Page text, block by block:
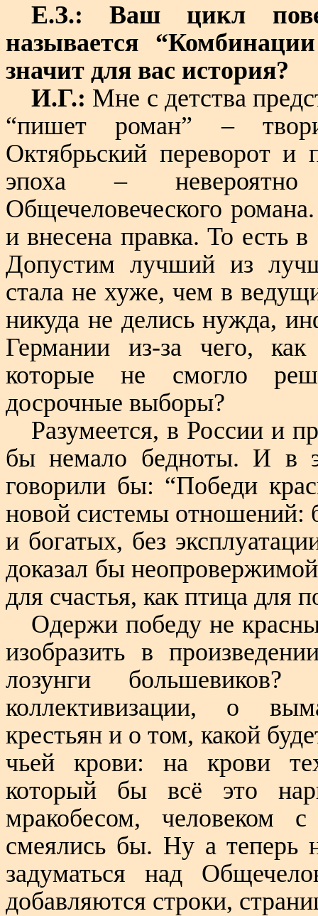
Е.З.: Ваш цикл
называется
значит для вас история?
И.Г.: Мне с детства
“пишет роман” –
Октябрьский переворот и
эпоха –
Общечеловеческого
и внесена правка. То есть
Допустим лучший из
стала не хуже, чем в
никуда не делись нужда,
Германии из-за чего,
которые не смогло
досрочные выборы?
Разумеется, в России и
бы немало бедноты. И в
говорили бы: “Победи
новой системы отношений:
и богатых, без
доказал бы
для счастья, как птица для
Одержи победу не
изобразить в
лозунги
коллективизации, о
крестьян и о том, какой
чьей крови: на крови
который бы всё это
мракобесом, человеком
смеялись бы. Ну а теперь
задуматься над
добавляются строки,